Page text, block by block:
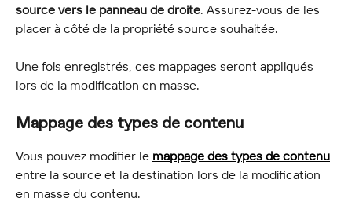
source vers le panneau de droite. Assurez-vous de les
placer à côté de la propriété source souhaitée.
Une fois enregistrés, ces mappages seront appliqués
lors de la modification en masse.
Mappage des types de contenu
Vous pouvez modifier le mappage des types de contenu
entre la source et la destination lors de la modification
en masse du contenu.